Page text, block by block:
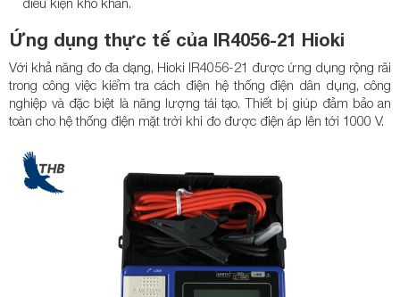
Ứng dụng thực tế của IR4056-21 Hioki
Với khả năng đo đa dạng, Hioki IR4056-21 được ứng dụng rộng rãi
trong công việc kiểm tra cách điện hệ thống điện dân dụng, công
nghiệp và đặc biệt là năng lượng tái tạo. Thiết bị giúp đảm bảo an
toàn cho hệ thống điện mặt trời khi đo được điện áp lên tới 1000 V.